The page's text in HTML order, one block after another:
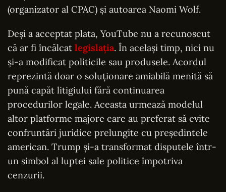
(organizator al CPAC) și autoarea Naomi Wolf.
Deși a acceptat plata, YouTube nu a recunoscut
că ar fi încălcat legislația. În același timp, nici nu
și-a modificat politicile sau produsele. Acordul
reprezintă doar o soluționare amiabilă menită să
pună capăt litigiului fără continuarea
procedurilor legale. Aceasta urmează modelul
altor platforme majore care au preferat să evite
confruntări juridice prelungite cu președintele
american. Trump și-a transformat disputele într-
un simbol al luptei sale politice împotriva
cenzurii.